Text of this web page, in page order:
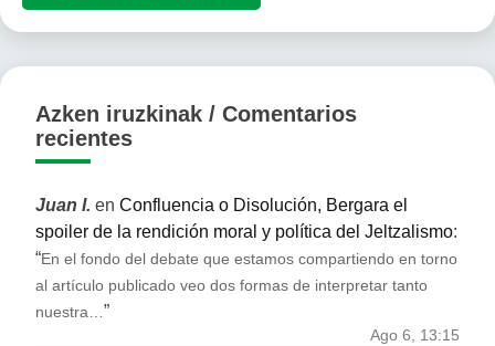
Azken iruzkinak / Comentarios
recientes
Juan I. en Confluencia o Disolución, Bergara el
spoiler de la rendición moral y política del Jeltzalismo:
“En el fondo del debate que estamos compartiendo en torno
al artículo publicado veo dos formas de interpretar tanto
nuestra…”
Ago 6, 13:15